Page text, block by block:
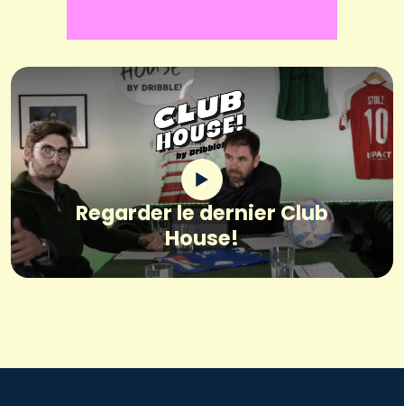
Regarder le dernier Club
House!